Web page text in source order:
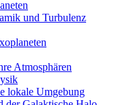
und Turbulenz
Atmosphären
lokale Umgebung